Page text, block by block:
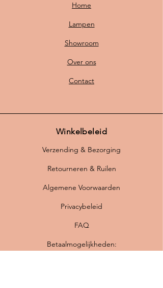
Home
Lampen
Showroom
Over ons
Contact
Winkelbeleid
Verzending & Bezorging
Retourneren & Ruilen
Algemene Voorwaarden
Privacybeleid
FAQ
Betaalmogelijkheden: